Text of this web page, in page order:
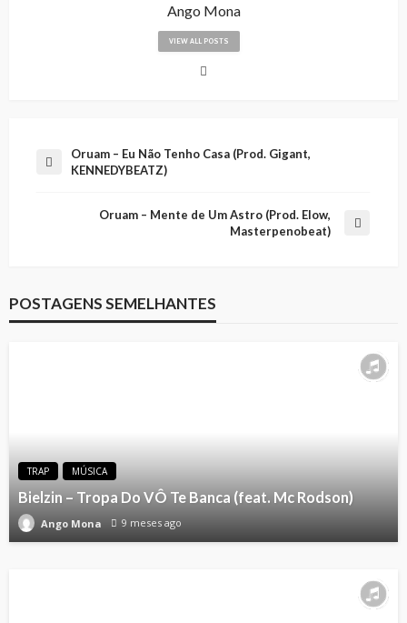
Ango Mona
VIEW ALL POSTS
Oruam – Eu Não Tenho Casa (Prod. Gigant,
KENNEDYBEATZ)
Oruam – Mente de Um Astro (Prod. Elow,
Masterpenobeat)
POSTAGENS SEMELHANTES
TRAP MÚSICA
Bielzin – Tropa Do VÔ Te Banca (feat. Mc Rodson)
Ango Mona 9 meses ago